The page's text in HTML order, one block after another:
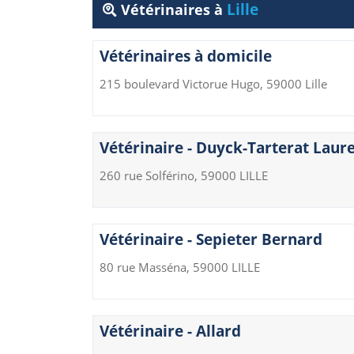
Vétérinaires à Lille
Vétérinaires à domicile
215 boulevard Victorue Hugo, 59000 Lille
Vétérinaire - Duyck-Tarterat
260 rue Solférino, 59000 LILLE
Vétérinaire - Sepieter Bernard
80 rue Masséna, 59000 LILLE
Vétérinaire - Allard